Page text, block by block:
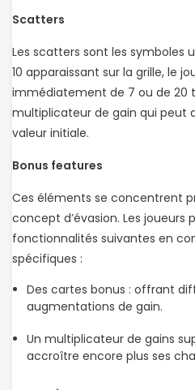
Scatters
Les scatters sont les symboles
10 apparaissant sur la grille, le
immédiatement de 7 ou de 20
multiplicateur de gain qui peut
valeur initiale.
Bonus features
Ces éléments se concentrent
concept d’évasion. Les joueurs
fonctionnalités suivantes en
spécifiques :
Des cartes bonus : offrant
augmentations de gain.
Un multiplicateur de gains
accroître encore plus ses